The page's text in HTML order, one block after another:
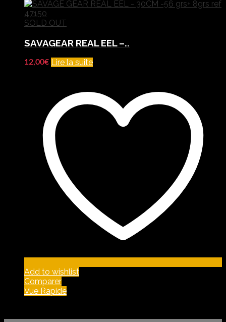
SOLD OUT
SAVAGEAR REAL EEL –..
12,00€ Lire la suite
Add to wishlist
Comparer
Vue Rapide